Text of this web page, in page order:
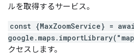
ルを取得するサービス。
const {MaxZoomService} =
クセスします。